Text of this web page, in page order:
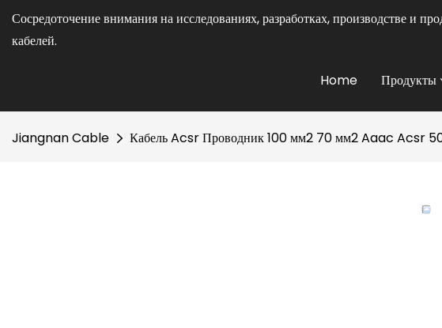
Сосредоточение внимания на исследованиях, разработках, производстве и
кабелей.
Home Продукты
Jiangnan Cable Кабель Acsr Проводник 100 мм2 70 мм2 Aaac Acsr 50